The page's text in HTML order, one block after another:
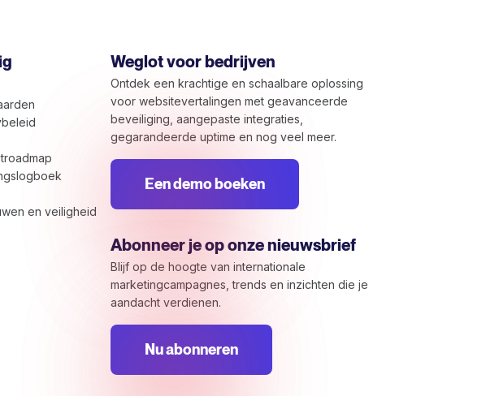
en veiligheid
Weglot voor bedrijven
Ontdek een krachtige en schaalbare oplossing
voor websitevertalingen met geavanceerde
beveiliging, aangepaste integraties,
gegarandeerde uptime en nog veel meer.
Een demo boeken
Abonneer je op onze nieuwsbrief
Blijf op de hoogte van internationale
marketingcampagnes, trends en inzichten die je
aandacht verdienen.
Nu abonneren